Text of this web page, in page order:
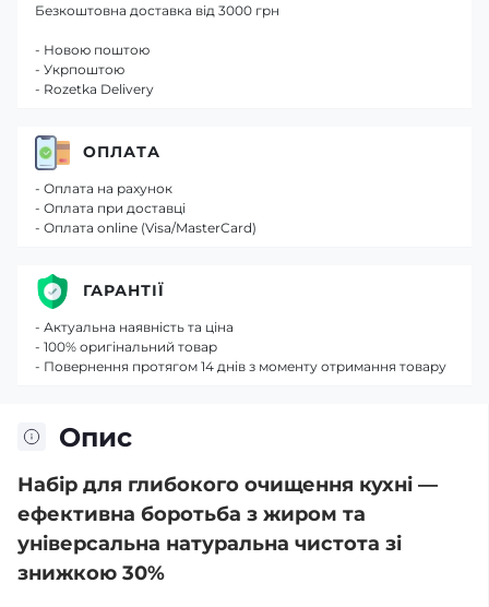
Опис
Набір для глибокого очищення кухні —
ефективна боротьба з жиром та
універсальна натуральна чистота зі
знижкою 30%
Безкоштовна доставка від 3000 грн
- Новою поштою
- Укрпоштою
- Rozetka Delivery
ОПЛАТА
- Оплата на рахунок
- Оплата при доставці
- Оплата online (Visa/MasterCard)
ГАРАНТІЇ
- Актуальна наявність та ціна
- 100% оригінальний товар
- Повернення протягом 14 днів з моменту отримання товару